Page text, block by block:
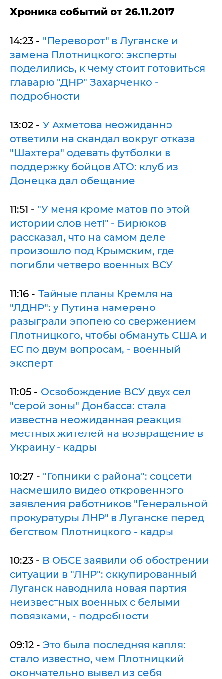
Хроника событий от 26.11.2017
14:23 - "Переворот" в Луганске и
замена Плотницкого: эксперты
поделились, к чему стоит готовиться
главарю "ДНР" Захарченко -
подробности
13:02 - У Ахметова неожиданно
ответили на скандал вокруг отказа
"Шахтера" одевать футболки в
поддержку бойцов АТО: клуб из
Донецка дал обещание
11:51 - "У меня кроме матов по этой
истории слов нет!" - Бирюков
рассказал, что на самом деле
произошло под Крымским, где
погибли четверо военных ВСУ
11:16 - Тайные планы Кремля на
"ЛДНР": у Путина намерено
разыграли эпопею со свержением
Плотницкого, чтобы обмануть США и
ЕС по двум вопросам, - военный
эксперт
11:05 - Освобождение ВСУ двух сел
"серой зоны" Донбасса: стала
известна неожиданная реакция
местных жителей на возвращение в
Украину - кадры
10:27 - "Гопники с района": соцсети
насмешило видео откровенного
заявления работников "Генеральной
прокуратуры ЛНР" в Луганске перед
бегством Плотницкого - кадры
10:23 - В ОБСЕ заявили об обострении
ситуации в "ЛНР": оккупированный
Луганск наводнила новая партия
неизвестных военных с белыми
повязками, - подробности
09:12 - Это была последняя капля:
стало известно, чем Плотницкий
окончательно вывел из себя